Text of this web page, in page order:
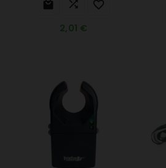
  
2,01 €